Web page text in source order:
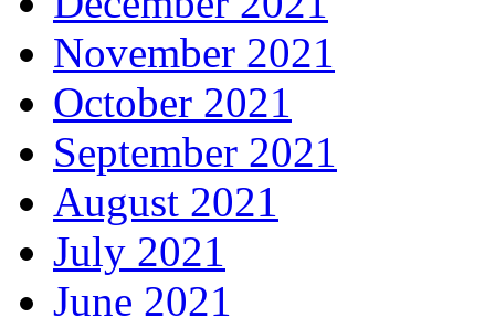
November 2021
October 2021
September 2021
August 2021
July 2021
June 2021